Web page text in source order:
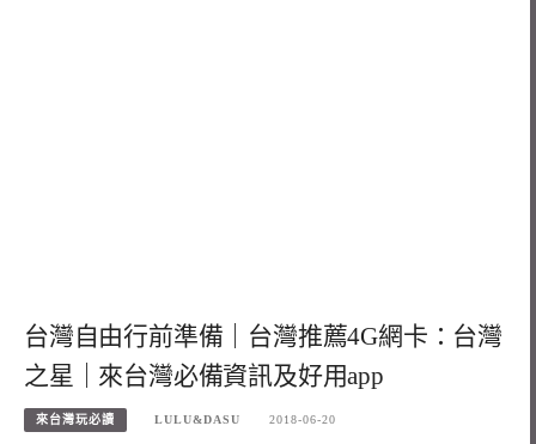
台灣自由行前準備｜台灣推薦4G網卡：台灣
之星｜來台灣必備資訊及好用app
來台灣玩必讀 LULU&DASU 2018-06-20